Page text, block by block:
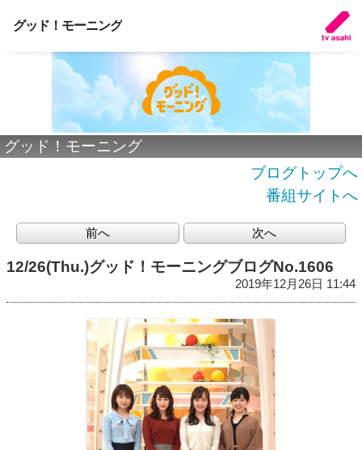
グッド！モーニング
グッド！モーニング
ブログトップへ
番組サイトへ
前へ 次へ
12/26(Thu.)グッド！モーニングブログNo.1606
2019年12月26日 11:44